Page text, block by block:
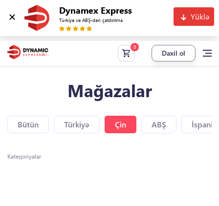
Dynamex Express
Türkiyə və ABŞ-dan çatdırılma Yüklə
Daxil ol
Mağazalar
Bütün Türkiyə Çin ABŞ
Kateqoriyalar